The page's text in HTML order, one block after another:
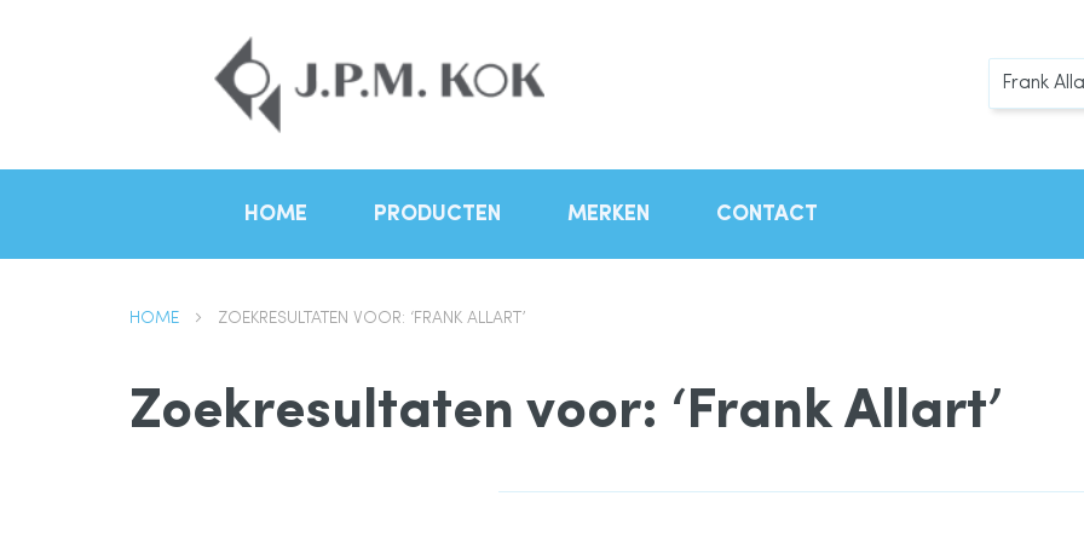
Zoek
HOME PRODUCTEN MERKEN CONTACT
HOME ZOEKRESULTATEN VOOR: ‘FRANK ALLART’
Zoekresultaten voor: ‘Frank Allart’